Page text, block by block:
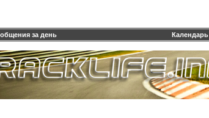
за день Календарь